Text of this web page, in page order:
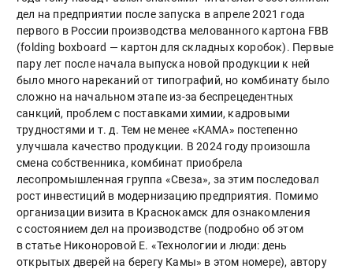
дел на предприятии после запуска в апреле 2021 года
первого в России производства мелованного картона FBB
(folding boxboard — картон для складных коробок). Первые
пару лет после начала выпуска новой продукции к ней
было много нареканий от типографий, но комбинату было
сложно на начальном этапе из-за беспрецедентных
санкций, проблем с поставками химии, кадровыми
трудностями и т. д. Тем не менее «КАМА» постепенно
улучшала качество продукции. В 2024 году произошла
смена собственника, комбинат приобрела
лесопромышленная группа «Свеза», за этим последовал
рост инвестиций в модернизацию предприятия. Помимо
организации визита в Краснокамск для ознакомления
с состоянием дел на производстве (подробно об этом
в статье Никоноровой Е. «Технологии и люди: день
открытых дверей на берегу Камы» в этом номере), автору